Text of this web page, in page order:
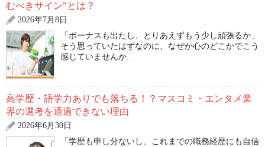
むべきサイン”とは？
2026年7月8日
「ボーナスも出たし、とりあえずもう少し頑張るか」
そう思っていたはずなのに、なぜか心のどこかでこう
感じていませんか...
高学歴・語学力ありでも落ちる！？マスコミ・エンタメ業
界の選考を通過できない理由
2026年6月30日
「学歴も申し分ないし、これまでの職務経歴にも自信